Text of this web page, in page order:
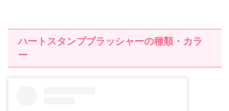
ハートスタンプブラッシャーの種類・カラ
ー